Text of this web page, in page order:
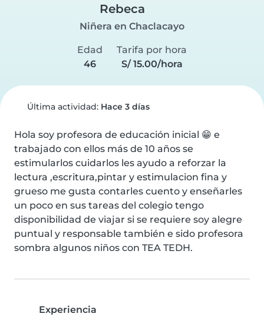
Rebeca
Niñera en Chaclacayo
Edad
46
Tarifa por hora
S/ 15.00/hora
Última actividad: Hace 3 días
Hola soy profesora de educación inicial 😁 e
trabajado con ellos más de 10 años se
estimularlos cuidarlos les ayudo a reforzar la
lectura ,escritura,pintar y estimulacion fina y
grueso me gusta contarles cuento y enseñarles
un poco en sus tareas del colegio tengo
disponibilidad de viajar si se requiere soy alegre
puntual y responsable también e sido profesora
sombra algunos niños con TEA TEDH.
Experiencia